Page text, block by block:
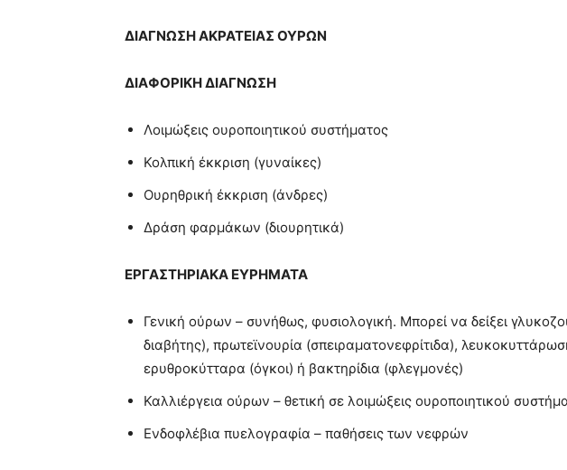
ΔΙΑΓΝΩΣΗΑΚΡΑΤΕΙΑΣ ΟΥΡΩΝ
ΔΙΑΦΟΡΙΚΗΔΙΑΓΝΩΣΗ
Λοιμώξεις ουροποιητικού συστήματος
Κολπική έκκριση (γυναίκες)
Ουρηθρική έκκριση (άνδρες)
Δράση φαρμάκων (διουρητικά)
ΕΡΓΑΣΤΗΡΙΑΚΑ ΕΥΡΗΜΑΤΑ
Γενική ούρων – συνήθως, φυσιολογική. Μπορεί να δείξει
διαβήτης), πρωτεϊνουρία (σπειραματονεφρίτιδα),
ερυθροκύτταρα (όγκοι) ή βακτηρίδια (φλεγμονές)
Καλλιέργεια ούρων – θετική σε λοιμώξεις ουροποιητικού
Ενδοφλέβια πυελογραφία – παθήσεις των νεφρών